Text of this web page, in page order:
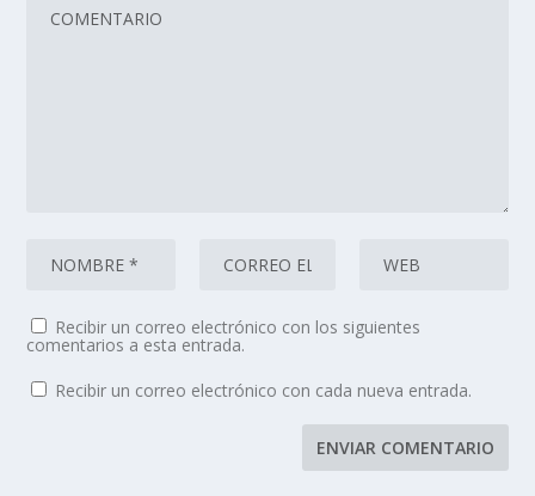
Recibir un correo electrónico con los siguientes
comentarios a esta entrada.
Recibir un correo electrónico con cada nueva entrada.